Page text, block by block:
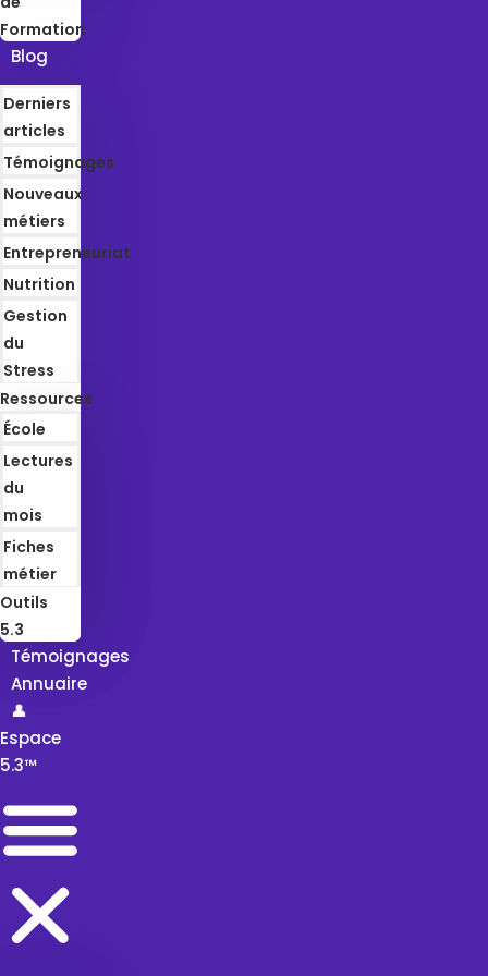
Formation
Blog
Derniers
articles
Témoignages
Nouveaux
métiers
Entrepreneuriat
Nutrition
Gestion
du
Stress
Ressources
École
Lectures
du
mois
Fiches
métier
Outils
5.3
Témoignages
Annuaire
👤
Espace
5.3™